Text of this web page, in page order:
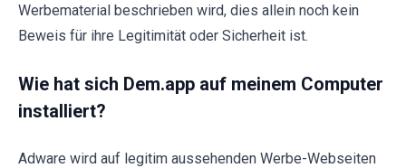
Werbematerial beschrieben wird, dies allein noch kein
Beweis für ihre Legitimität oder Sicherheit ist.
Wie hat sich Dem.app auf meinem Computer
installiert?
Adware wird auf legitim aussehenden Werbe-Webseiten